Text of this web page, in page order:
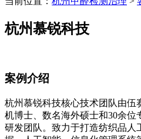
杭州慕锐科技
案例介绍
杭州慕锐科技核心技术团队由伍
机博士、数名海外硕士和30余位
研发团队。致力于打造纺织品人